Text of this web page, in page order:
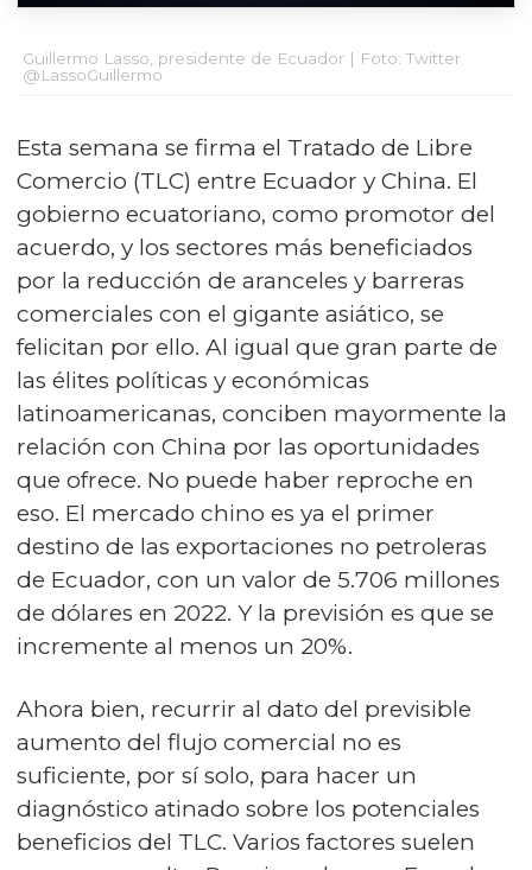
Guillermo Lasso, presidente de Ecuador | Foto: Twitter
@LassoGuillermo
Esta semana se firma el Tratado de Libre
Comercio (TLC) entre Ecuador y China. El
gobierno ecuatoriano, como promotor del
acuerdo, y los sectores más beneficiados
por la reducción de aranceles y barreras
comerciales con el gigante asiático, se
felicitan por ello. Al igual que gran parte de
las élites políticas y económicas
latinoamericanas, conciben mayormente la
relación con China por las oportunidades
que ofrece. No puede haber reproche en
eso. El mercado chino es ya el primer
destino de las exportaciones no petroleras
de Ecuador, con un valor de 5.706 millones
de dólares en 2022. Y la previsión es que se
incremente al menos un 20%.
Ahora bien, recurrir al dato del previsible
aumento del flujo comercial no es
suficiente, por sí solo, para hacer un
diagnóstico atinado sobre los potenciales
beneficios del TLC. Varios factores suelen